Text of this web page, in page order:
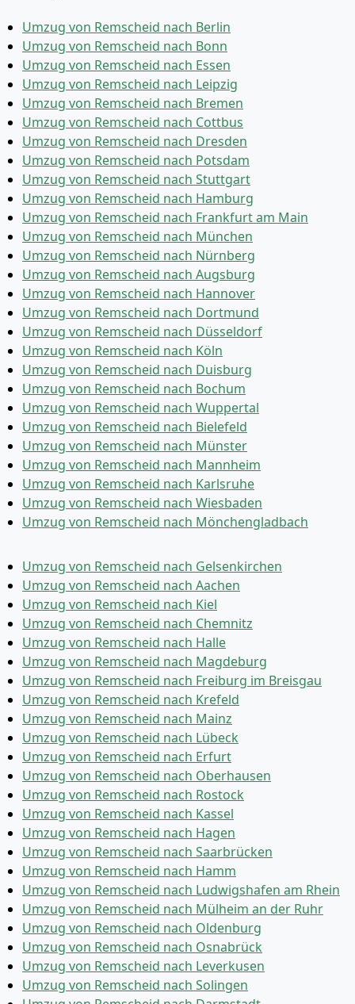
Umzug von Remscheid nach Berlin
Umzug von Remscheid nach Bonn
Umzug von Remscheid nach Essen
Umzug von Remscheid nach Leipzig
Umzug von Remscheid nach Bremen
Umzug von Remscheid nach Cottbus
Umzug von Remscheid nach Dresden
Umzug von Remscheid nach Potsdam
Umzug von Remscheid nach Stuttgart
Umzug von Remscheid nach Hamburg
Umzug von Remscheid nach Frankfurt am Main
Umzug von Remscheid nach München
Umzug von Remscheid nach Nürnberg
Umzug von Remscheid nach Augsburg
Umzug von Remscheid nach Hannover
Umzug von Remscheid nach Dortmund
Umzug von Remscheid nach Düsseldorf
Umzug von Remscheid nach Köln
Umzug von Remscheid nach Duisburg
Umzug von Remscheid nach Bochum
Umzug von Remscheid nach Wuppertal
Umzug von Remscheid nach Bielefeld
Umzug von Remscheid nach Münster
Umzug von Remscheid nach Mannheim
Umzug von Remscheid nach Karlsruhe
Umzug von Remscheid nach Wiesbaden
Umzug von Remscheid nach Mönchen­gladbach
Umzug von Remscheid nach Gelsenkirchen
Umzug von Remscheid nach Aachen
Umzug von Remscheid nach Kiel
Umzug von Remscheid nach Chemnitz
Umzug von Remscheid nach Halle
Umzug von Remscheid nach Magdeburg
Umzug von Remscheid nach Freiburg im Breisgau
Umzug von Remscheid nach Krefeld
Umzug von Remscheid nach Mainz
Umzug von Remscheid nach Lübeck
Umzug von Remscheid nach Erfurt
Umzug von Remscheid nach Oberhausen
Umzug von Remscheid nach Rostock
Umzug von Remscheid nach Kassel
Umzug von Remscheid nach Hagen
Umzug von Remscheid nach Saarbrücken
Umzug von Remscheid nach Hamm
Umzug von Remscheid nach Ludwigshafen am Rhein
Umzug von Remscheid nach Mülheim an der Ruhr
Umzug von Remscheid nach Oldenburg
Umzug von Remscheid nach Osnabrück
Umzug von Remscheid nach Leverkusen
Umzug von Remscheid nach Solingen